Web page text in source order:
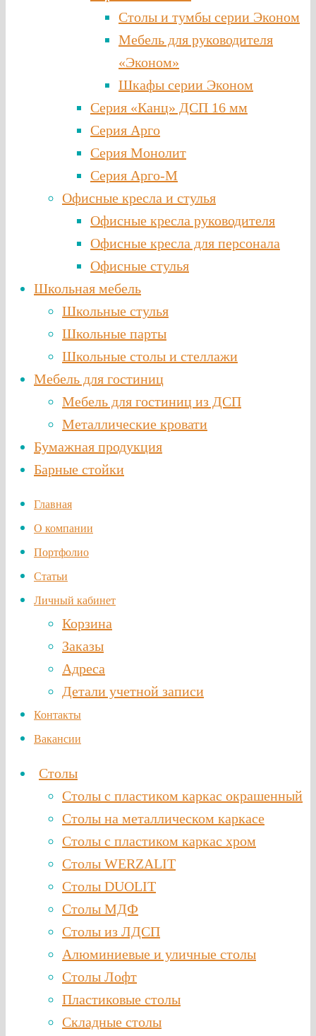
Столы и тумбы серии Эконом
Мебель для руководителя
«Эконом»
Шкафы серии Эконом
Серия «Канц» ДСП 16 мм
Серия Арго
Серия Монолит
Серия Арго-М
Офисные кресла и стулья
Офисные кресла руководителя
Офисные кресла для персонала
Офисные стулья
Школьная мебель
Школьные стулья
Школьные парты
Школьные столы и стеллажи
Мебель для гостиниц
Мебель для гостиниц из ДСП
Металлические кровати
Бумажная продукция
Барные стойки
Главная
О компании
Портфолио
Статьи
Личный кабинет
Корзина
Заказы
Адреса
Детали учетной записи
Контакты
Вакансии
Столы
Столы с пластиком каркас окрашенный
Столы на металлическом каркасе
Столы с пластиком каркас хром
Столы WERZALIT
Столы DUOLIT
Столы МДФ
Столы из ЛДСП
Алюминиевые и уличные столы
Столы Лофт
Пластиковые столы
Складные столы